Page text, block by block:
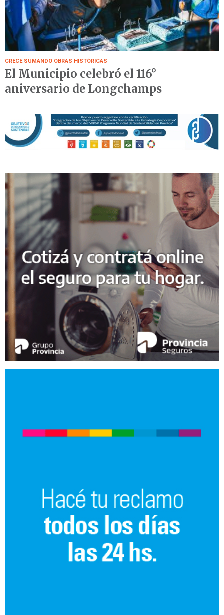
CRECE SUMANDO OBRAS HISTÓRICAS
El Municipio celebró el 116°
aniversario de Longchamps